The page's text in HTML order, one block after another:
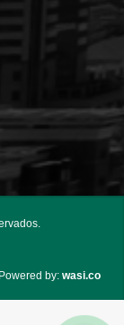
Powered by: wasi.co